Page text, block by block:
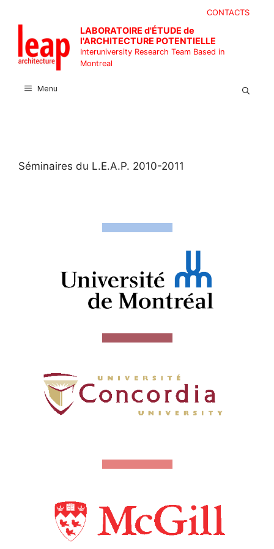
content
CONTACTS
LABORATOIRE d'ÉTUDE de
l'ARCHITECTURE POTENTIELLE
Interuniversity Research Team Based in
Montreal
Menu
Séminaires du L.E.A.P. 2010-2011